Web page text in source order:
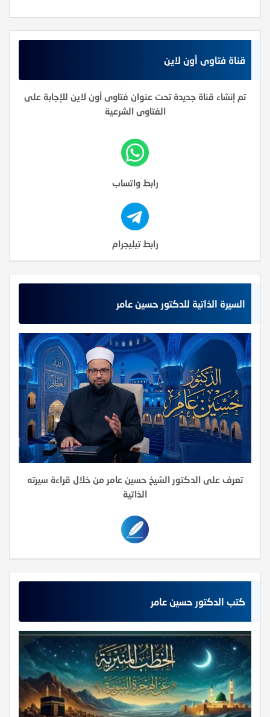
قناة فتاوى أون لاين
تم إنشاء قناة جديدة تحت عنوان فتاوى أون لاين للإجابة على
الفتاوى الشرعية
رابط واتساب
رابط تيليجرام
السيرة الذاتية للدكتور حسين عامر
تعرف على الدكتور الشيخ حسين عامر من خلال قراءة سيرته
الذاتية
كتب الدكتور حسين عامر